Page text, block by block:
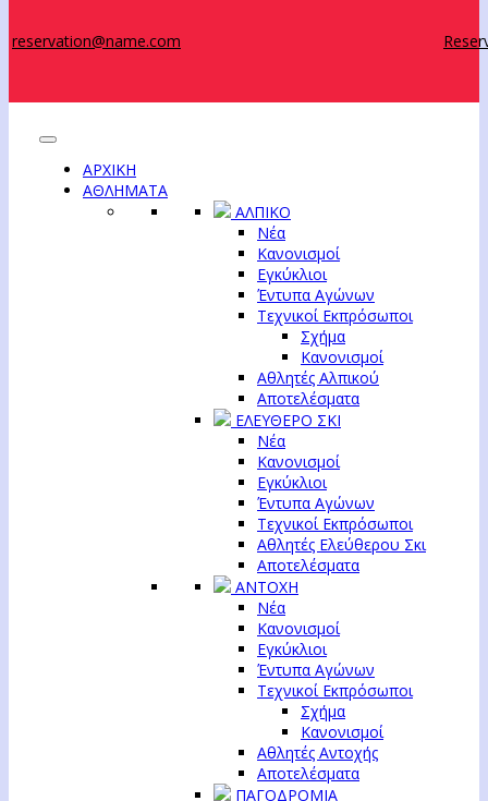
reservation@name.com
ΑΡΧΙΚΗ
ΑΘΛΗΜΑΤΑ
ΑΛΠΙΚΟ
Νέα
Κανονισμοί
Εγκύκλιοι
Έντυπα Αγώνων
Τεχνικοί Εκπρόσωποι
Σχήμα
Κανονισμοί
Αθλητές Αλπικού
Αποτελέσματα
ΕΛΕΥΘΕΡΟ ΣΚΙ
Νέα
Κανονισμοί
Εγκύκλιοι
Έντυπα Αγώνων
Τεχνικοί Εκπρόσωποι
Αθλητές Ελεύθερου Σκι
Αποτελέσματα
ΑΝΤΟΧΗ
Νέα
Κανονισμοί
Εγκύκλιοι
Έντυπα Αγώνων
Τεχνικοί Εκπρόσωποι
Σχήμα
Κανονισμοί
Αθλητές Αντοχής
Αποτελέσματα
ΠΑΓΟΔΡΟΜΙΑ